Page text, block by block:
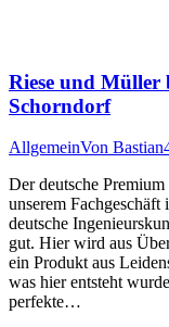
Riese und Müller
Schorndorf
AllgemeinVon Bastian
Der deutsche
unserem
deutsche
gut. Hier wird aus
ein Produkt aus
was hier entsteht
perfekte…